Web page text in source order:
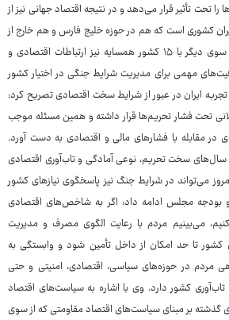
تحت تأثیر قرار می‌دهد و در نتیجه اقتصاد جهانی نیز از
کشوری است که هم در حوزه خلیج فارس و هم خارج از
آن دسترسی دریایی دارد و از سوی دیگر با ۱۵ کشور همسایه نیز ارتباطات اقتصادی و
مهمی برای مدیریت شرایط جنگی در اختیار کشور
ایران در عبور از شرایط سخت اقتصادی تصریح کرد:
تحت فشار تحریم‌ها قرار داشته و همین مسئله موجب
در مقابله با فشارهای مالی و اقتصادی به دست آورد.
سخت تحریم، نوعی آمادگی و تاب‌آوری اقتصادی
می‌تواند در شرایط جنگ نیز پاسخگوی نیازهای کشور
بودجه مجلس ادامه داد: اگر به شاخص‌های اقتصادی
می‌بینیم مردم با رعایت الگوی مصرف و مدیریت
کشور تا حد امکان از داخل تأمین شود و وابستگی به
مردم در حوزه‌های سیاسی، اقتصادی، امنیتی و حتی
کشور دارد. وی با اشاره به سیاست‌های اقتصاد
بر مبنای سیاست‌های اقتصاد مقاومتی که از سوی